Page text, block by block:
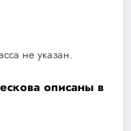
не указан.
описаны в